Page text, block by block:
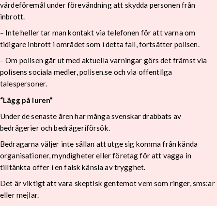
värdeföremål under förevändning att skydda personen från
inbrott.
– Inte heller tar man kontakt via telefonen för att varna om
tidigare inbrott i området som i detta fall, fortsätter polisen.
– Om polisen går ut med aktuella varningar görs det främst via
polisens sociala medier, polisen.se och via offentliga
talespersoner.
“Lägg på luren”
Under de senaste åren har många svenskar drabbats av
bedrägerier och bedrägeriförsök.
Bedragarna väljer inte sällan att utge sig komma från kända
organisationer, myndigheter eller företag för att vagga in
tilltänkta offer i en falsk känsla av trygghet.
Det är viktigt att vara skeptisk gentemot vem som ringer, sms:ar
eller mejlar.